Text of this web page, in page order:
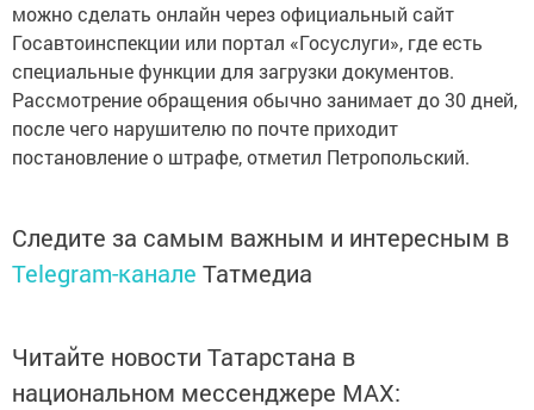
можно сделать онлайн через официальный сайт
Госавтоинспекции или портал «Госуслуги», где есть
специальные функции для загрузки документов.
Рассмотрение обращения обычно занимает до 30 дней,
после чего нарушителю по почте приходит
постановление о штрафе, отметил Петропольский.
Следите за самым важным и интересным в
Telegram-канале Татмедиа
Читайте новости Татарстана в
национальном мессенджере MАХ: